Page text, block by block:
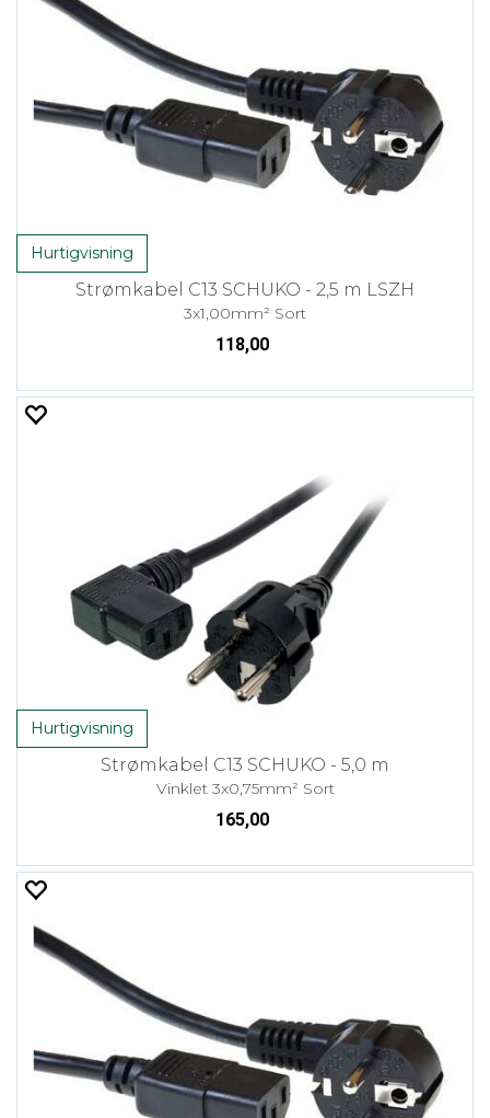
Hurtigvisning
Strømkabel C13 SCHUKO - 2,5 m LSZH
3x1,00mm² Sort
118,00
Hurtigvisning
Strømkabel C13 SCHUKO - 5,0 m
Vinklet 3x0,75mm² Sort
165,00